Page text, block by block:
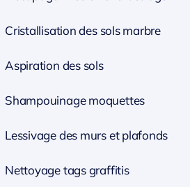
Cristallisation des sols marbre
Aspiration des sols
Shampouinage moquettes
Lessivage des murs et plafonds
Nettoyage tags graffitis